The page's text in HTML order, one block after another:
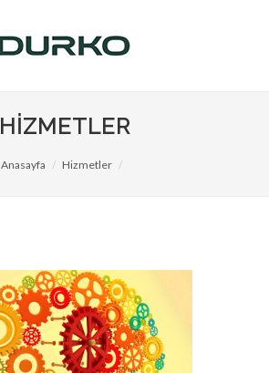
HİZMETLER
Anasayfa Hizmetler